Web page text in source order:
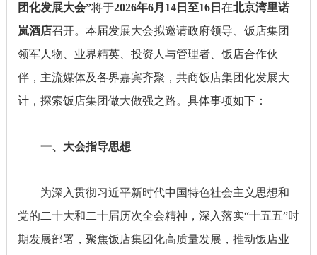
团化发展大会”将于2026年6月14日至16日 在北京湾里诺
岚酒店召开。本届发展大会拟邀请政府领导、饭店集团
领军人物、业界精英、投资人与管理者、饭店合作伙
伴，主流媒体及各界嘉宾齐聚，共商饭店集团化发展大
计，探索饭店集团做大做强之路。具体事项如下：
一、大会指导思想
为深入贯彻习近平新时代中国特色社会主义思想和
党的二十大和二十届历次全会精神，深入落实“十五五”时
期发展部署，聚焦饭店集团化高质量发展，推动饭店业